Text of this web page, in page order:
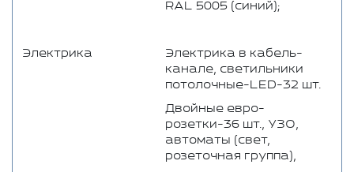
RAL 5005 (синий);
Электрика
Электрика в кабель-
канале, светильники
потолочные-LED-32 шт.
Двойные евро-
розетки-36 шт., УЗО,
автоматы (свет,
розеточная группа),